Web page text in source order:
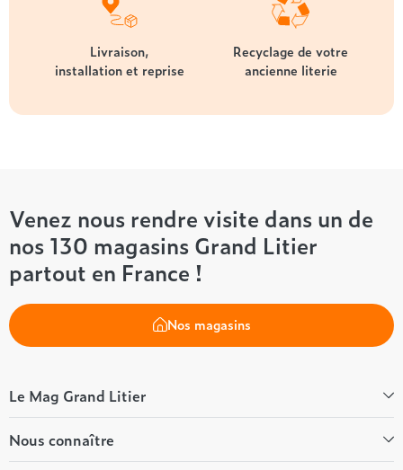
Livraison,
installation et reprise
Recyclage de votre
ancienne literie
Venez nous rendre visite dans un de
nos 130 magasins Grand Litier
partout en France !
Nos magasins
Le Mag Grand Litier
Bien-être
Conseils literie
Nous connaître